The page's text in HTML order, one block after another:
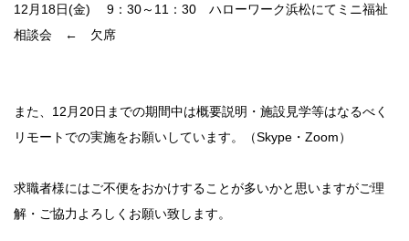
12月18日(金) 9：30～11：30 ハローワーク浜松にてミニ福祉
相談会 ← 欠席
また、12月20日までの期間中は概要説明・施設見学等はなるべく
リモートでの実施をお願いしています。（Skype・Zoom）
求職者様にはご不便をおかけすることが多いかと思いますがご理
解・ご協力よろしくお願い致します。